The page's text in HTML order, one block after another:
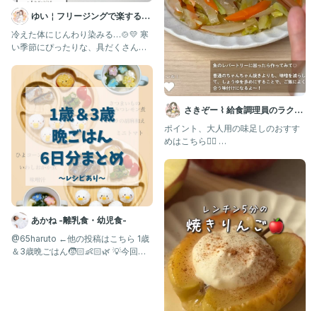
ゆい￤フリージングで楽する離
乳食 幼児食 | 簡単作りおき
冷えた体にじんわり染みる…🍲💛 寒
い季節にぴったりな、具だくさんの
あかね -離乳食・幼児食-
@65haruto ←他の投稿はこちら 1歳
＆3歳晩ごはん🧒🏻👶🏻🌿 💡今回の
さきぞー ⌇ 給食調理員のラクう
ま幼児食
ポイント、大人用の味足しのおすす
めはこちら💁‍♀️ ⁡